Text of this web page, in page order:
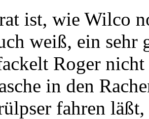
ist, wie Wilco
weiß, ein sehr
Roger
in den
fahren